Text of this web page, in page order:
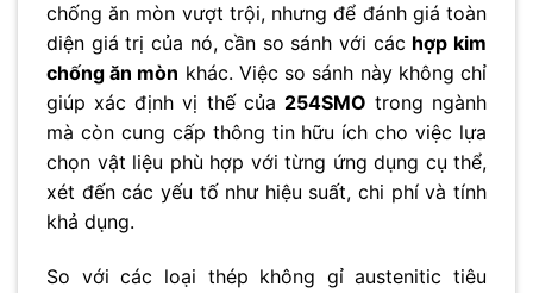
chống ăn mòn vượt trội, nhưng để đánh giá toàn
diện giá trị của nó, cần so sánh với các hợp kim
chống ăn mòn khác. Việc so sánh này không chỉ
giúp xác định vị thế của 254SMO trong ngành
mà còn cung cấp thông tin hữu ích cho việc lựa
chọn vật liệu phù hợp với từng ứng dụng cụ thể,
xét đến các yếu tố như hiệu suất, chi phí và tính
khả dụng.
So với các loại thép không gỉ austenitic tiêu